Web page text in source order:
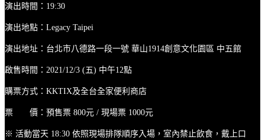
演出時間：19:30
演出地點：Legacy Taipei
演出地址：台北市八德路一段一號 華山1914創意文化園區 中五館
啟售時間：2021/12/3 (五) 中午12點
購票方式：KKTIX及全台全家便利商店
票 價：預售票 800元 / 現場票 1000元
※ 活動當天 18:30 依照現場排隊順序入場，室內禁止飲食，戴上口